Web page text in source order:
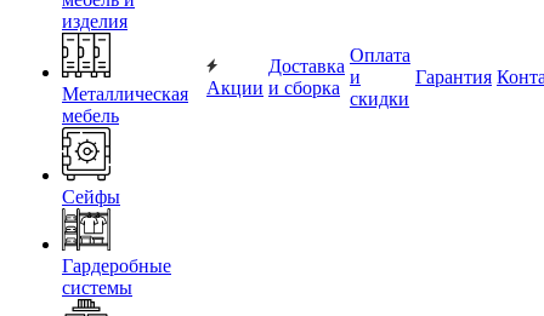
изделия
Металлическая
мебель
Сейфы
Гардеробные
системы
Акции
Доставка
и сборка
Оплата
и
скидки
Гарантия